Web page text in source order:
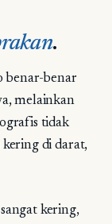
.
benar-benar
melainkan
tidak
di darat,
kering,